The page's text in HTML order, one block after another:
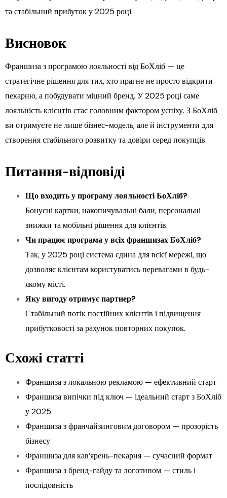
та стабільний прибуток у 2025 році.
Висновок
Франшиза з програмою лояльності від БоХліб — це
стратегічне рішення для тих, хто прагне не просто відкрити
пекарню, а побудувати міцний бренд. У 2025 році саме
лояльність клієнтів стає головним фактором успіху. З БоХліб
ви отримуєте не лише бізнес-модель, але й інструменти для
створення стабільного розвитку та довіри серед покупців.
Питання-відповіді
Що входить у програму лояльності БоХліб?
Бонусні картки, накопичувальні бали, персональні
знижки та мобільні рішення для клієнтів.
Чи працює програма у всіх франшизах БоХліб?
Так, у 2025 році система єдина для всієї мережі, що
дозволяє клієнтам користуватись перевагами в будь-
якому місті.
Яку вигоду отримує партнер?
Стабільний потік постійних клієнтів і підвищення
прибутковості за рахунок повторних покупок.
Схожі статті
Франшиза з локальною рекламою — ефективний старт
Франшиза випічки під ключ — ідеальний старт з БоХліб
у 2025
Франшиза з франчайзинговим договором — прозорість
бізнесу
Франшиза для кав’ярень-пекарня — сучасний формат
Франшиза з бренд-гайду та логотипом — стиль і
послідовність